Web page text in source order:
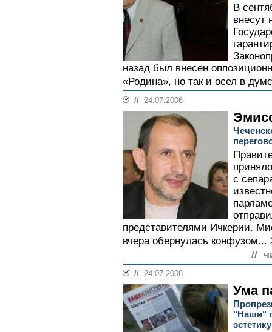
В
внесут
назад был внесен
«Родина», но так и осел в
// 24.07.2006
с
представителями Ичкерии.
вчера обернулась конфузом...
//
// 24.07.2006
Ума
"Наши"
эстетику